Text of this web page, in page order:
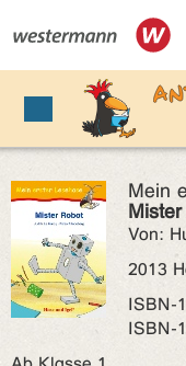
Mein
Von:
2013